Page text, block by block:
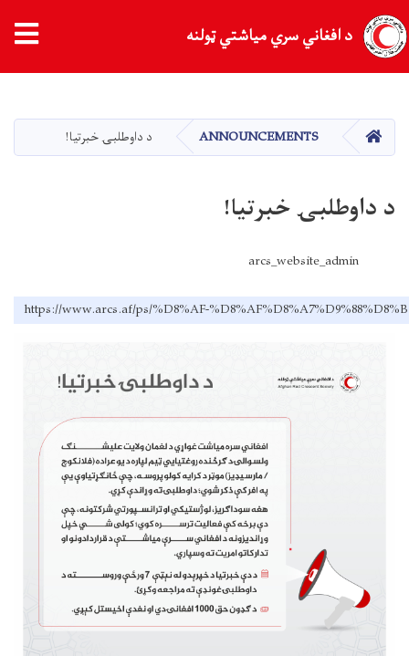
دانګل
د افغاني سري میاشتي ټولنه
کور ANNOUNCEMENTS د داوطلبۍ خبرتیا!
د داوطلبۍ خبرتیا!
arcs_website_admin
https://www.arcs.af/ps/%D8%AF-